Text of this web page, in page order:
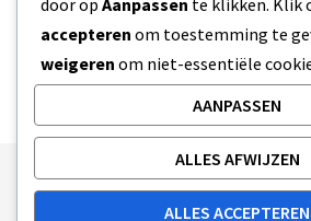
Publishing Principles
accepteren om toestemming te
weigeren om niet-essentiële
AANPASSEN
ALLES AFWIJZEN
ALLES ACCEPTEREN